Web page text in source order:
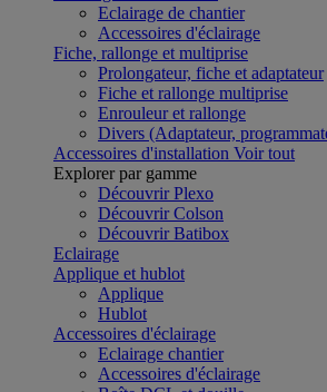
Eclairage de chantier
Accessoires d'éclairage
Fiche, rallonge et multiprise
Prolongateur, fiche et adaptateur
Fiche et rallonge multiprise
Enrouleur et rallonge
Divers (Adaptateur,
Accessoires d'installation Voir tout
Explorer par gamme
Découvrir Plexo
Découvrir Colson
Découvrir Batibox
Eclairage
Applique et hublot
Applique
Hublot
Accessoires d'éclairage
Eclairage chantier
Accessoires d'éclairage